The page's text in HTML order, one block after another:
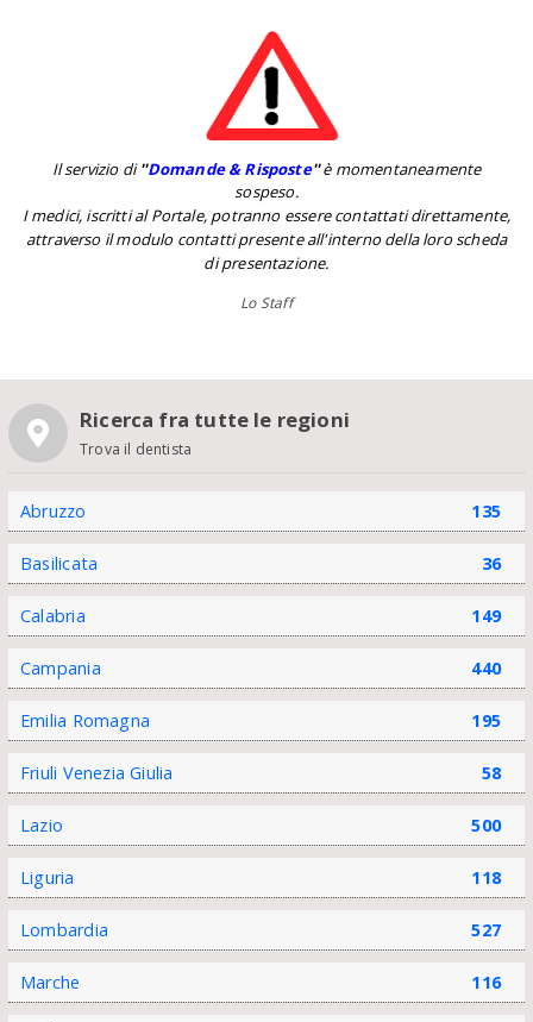
Il servizio di''Domande & Risposte''è momentaneamente
sospeso.
I medici, iscritti al Portale, potranno essere contattati direttamente,
attraverso il modulo contatti presente all'interno della loro scheda
di presentazione.
Lo Staff
Ricerca fra tutte le regioni
Trova il dentista
Abruzzo 135
Basilicata 36
Calabria 149
Campania 440
Emilia Romagna 195
Friuli Venezia Giulia 58
Lazio 500
Liguria 118
Lombardia 527
Marche 116